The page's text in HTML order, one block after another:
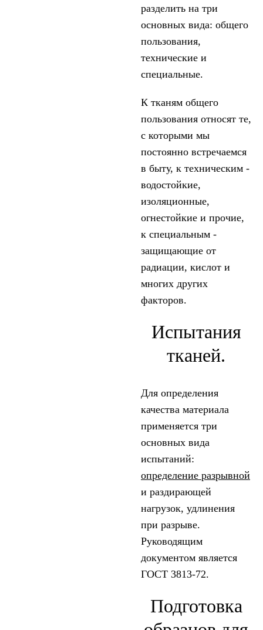
разделить на три
основных вида: общего
пользования,
технические и
специальные.
К тканям общего
пользования относят те,
с которыми мы
постоянно встречаемся
в быту, к техническим -
водостойкие,
изоляционные,
огнестойкие и прочие,
к специальным -
защищающие от
радиации, кислот и
многих других
факторов.
Испытания
тканей.
Для определения
качества материала
применяется три
основных вида
испытаний:
определение разрывной
и раздирающей
нагрузок, удлинения
при разрыве.
Руководящим
документом является
ГОСТ 3813-72.
Подготовка